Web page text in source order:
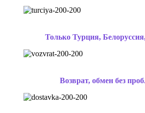
Только Турция,
Возврат, обмен без